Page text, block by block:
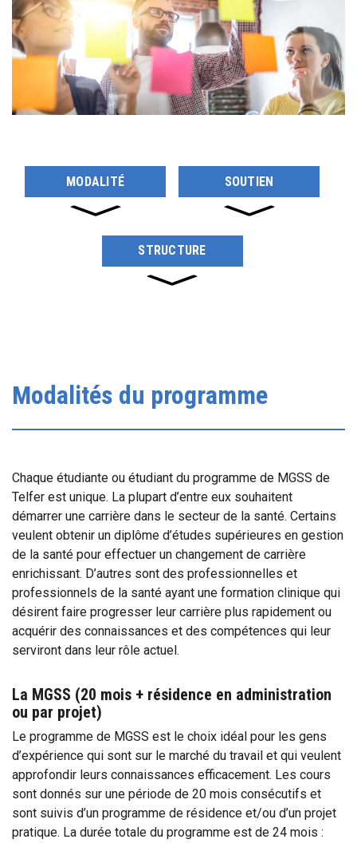
MODALITÉ SOUTIEN
STRUCTURE
Modalités du programme
Chaque étudiante ou étudiant du programme de MGSS de
Telfer est unique. La plupart d’entre eux souhaitent
démarrer une carrière dans le secteur de la santé. Certains
veulent obtenir un diplôme d’études supérieures en gestion
de la santé pour effectuer un changement de carrière
enrichissant. D’autres sont des professionnelles et
professionnels de la santé ayant une formation clinique qui
désirent faire progresser leur carrière plus rapidement ou
acquérir des connaissances et des compétences qui leur
serviront dans leur rôle actuel.
La MGSS (20 mois + résidence en administration
ou par projet)
Le programme de MGSS est le choix idéal pour les gens
d’expérience qui sont sur le marché du travail et qui veulent
approfondir leurs connaissances efficacement. Les cours
sont donnés sur une période de 20 mois consécutifs et
sont suivis d’un programme de résidence et/ou d’un projet
pratique. La durée totale du programme est de 24 mois :